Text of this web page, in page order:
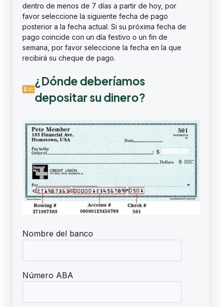
dentro de menos de 7 días a partir de hoy, por
favor seleccione la siguiente fecha de pago
posterior a la fecha actual. Si su próxima fecha de
pago coincide con un día festivo o un fin de
semana, por favor seleccione la fecha en la que
recibirá su cheque de pago.
¿Dónde deberíamos
depositar su dinero?
Nombre del banco
Número ABA